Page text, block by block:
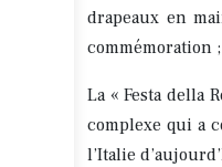
drapeaux en
commémoration
La « Festa della
complexe qui a
l’Italie